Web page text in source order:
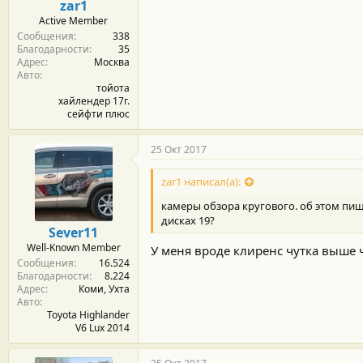
zar1
Active Member
Сообщения
338
Благодарности
35
Адрес
Москва
Авто
тойота
хайлендер 17г.
сейфти плюс
Sever11
Well-Known Member
Сообщения
16.524
Благодарности
8.224
Адрес
Коми, Ухта
Авто
Toyota Highlander
V6 Lux 2014
25 Окт 2017
zar1 написал(а):
камеры обзора кругового. об этом
дисках 19?
У меня вроде клиренс чутка